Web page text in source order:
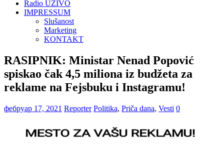
Radio UŽIVO
IMPRESSUM
Slušanost
Marketing
KONTAKT
RASIPNIK: Ministar Nenad Popović
spiskao čak 4,5 miliona iz budžeta za
reklame na Fejsbuku i Instagramu!
фебруар 17, 2021 Reporter Politika, Priča dana, Vesti 0